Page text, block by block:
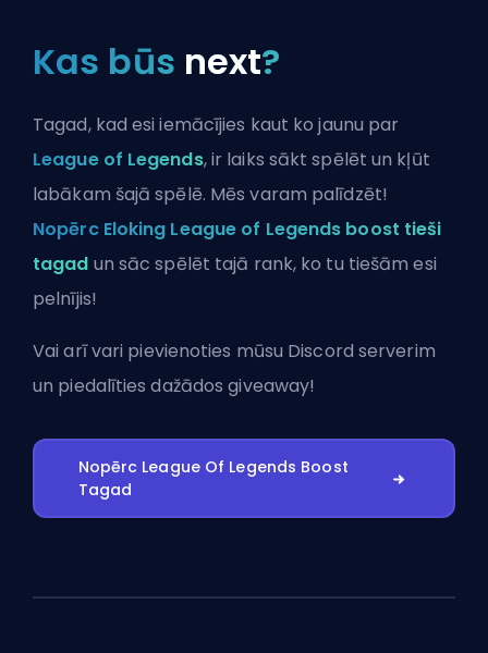
Kas būs next?
Tagad, kad esi iemācījies kaut ko jaunu par
League of Legends, ir laiks sākt spēlēt un kļūt
labākam šajā spēlē. Mēs varam palīdzēt!
Nopērc Eloking League of Legends boost tieši
tagad un sāc spēlēt tajā rank, ko tu tiešām esi
pelnījis!
Vai arī vari pievienoties mūsu Discord serverim
un piedalīties dažādos giveaway!
Nopērc League Of Legends Boost
Tagad